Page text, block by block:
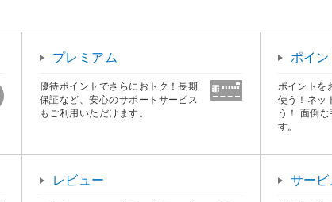
プレミアム
優待ポイントでさらにおトク！長期
保証など、安心のサポートサービス
もご利用いただけます。
ポイン
ポイントを
使う！ネッ
う！ 面倒
す。
レビュー サービ